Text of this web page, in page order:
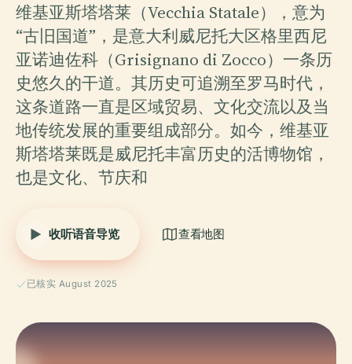
维基亚斯塔塔莱（Vecchia Statale），意为
“古旧国道”，是意大利威尼托大区格里西尼
亚诺迪佐科（Grisignano di Zocco）一条历
史悠久的干道。其历史可追溯至罗马时代，
这条道路一直是区域贸易、文化交流以及当
地传统发展的重要组成部分。如今，维基亚
斯塔塔莱既是威尼托丰富历史的活博物馆，
也是文化、节庆和
收听语音导览 查看地图
已核实 August 2025